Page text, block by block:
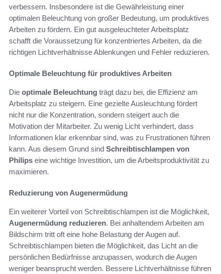
verbessern. Insbesondere ist die Gewährleistung einer
optimalen Beleuchtung von großer Bedeutung, um produktives
Arbeiten zu fördern. Ein gut ausgeleuchteter Arbeitsplatz
schafft die Voraussetzung für konzentriertes Arbeiten, da die
richtigen Lichtverhältnisse Ablenkungen und Fehler reduzieren.
Optimale Beleuchtung für produktives Arbeiten
Die optimale Beleuchtung trägt dazu bei, die Effizienz am
Arbeitsplatz zu steigern. Eine gezielte Ausleuchtung fördert
nicht nur die Konzentration, sondern steigert auch die
Motivation der Mitarbeiter. Zu wenig Licht verhindert, dass
Informationen klar erkennbar sind, was zu Frustrationen führen
kann. Aus diesem Grund sind Schreibtischlampen von
Philips eine wichtige Investition, um die Arbeitsproduktivität zu
maximieren.
Reduzierung von Augenermüdung
Ein weiterer Vorteil von Schreibtischlampen ist die Möglichkeit,
Augenermüdung reduzieren. Bei anhaltendem Arbeiten am
Bildschirm tritt oft eine hohe Belastung der Augen auf.
Schreibtischlampen bieten die Möglichkeit, das Licht an die
persönlichen Bedürfnisse anzupassen, wodurch die Augen
weniger beansprucht werden. Bessere Lichtverhältnisse führen